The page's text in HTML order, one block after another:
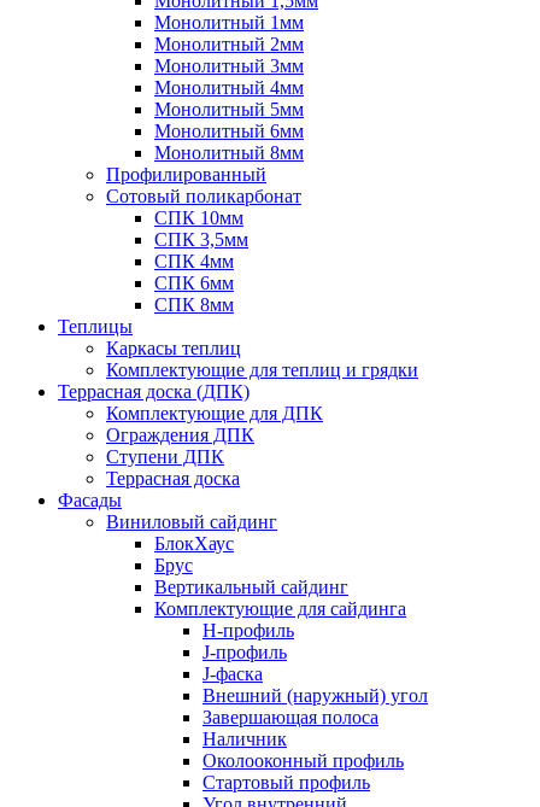
Монолитный 1мм
Монолитный 2мм
Монолитный 3мм
Монолитный 4мм
Монолитный 5мм
Монолитный 6мм
Монолитный 8мм
Профилированный
Сотовый поликарбонат
СПК 10мм
СПК 3,5мм
СПК 4мм
СПК 6мм
СПК 8мм
Теплицы
Каркасы теплиц
Комплектующие для теплиц и грядки
Террасная доска (ДПК)
Комплектующие для ДПК
Ограждения ДПК
Ступени ДПК
Террасная доска
Фасады
Виниловый сайдинг
БлокХаус
Брус
Вертикальный сайдинг
Комплектующие для сайдинга
H-профиль
J-профиль
J-фаска
Внешний (наружный) угол
Завершающая полоса
Наличник
Околооконный профиль
Стартовый профиль